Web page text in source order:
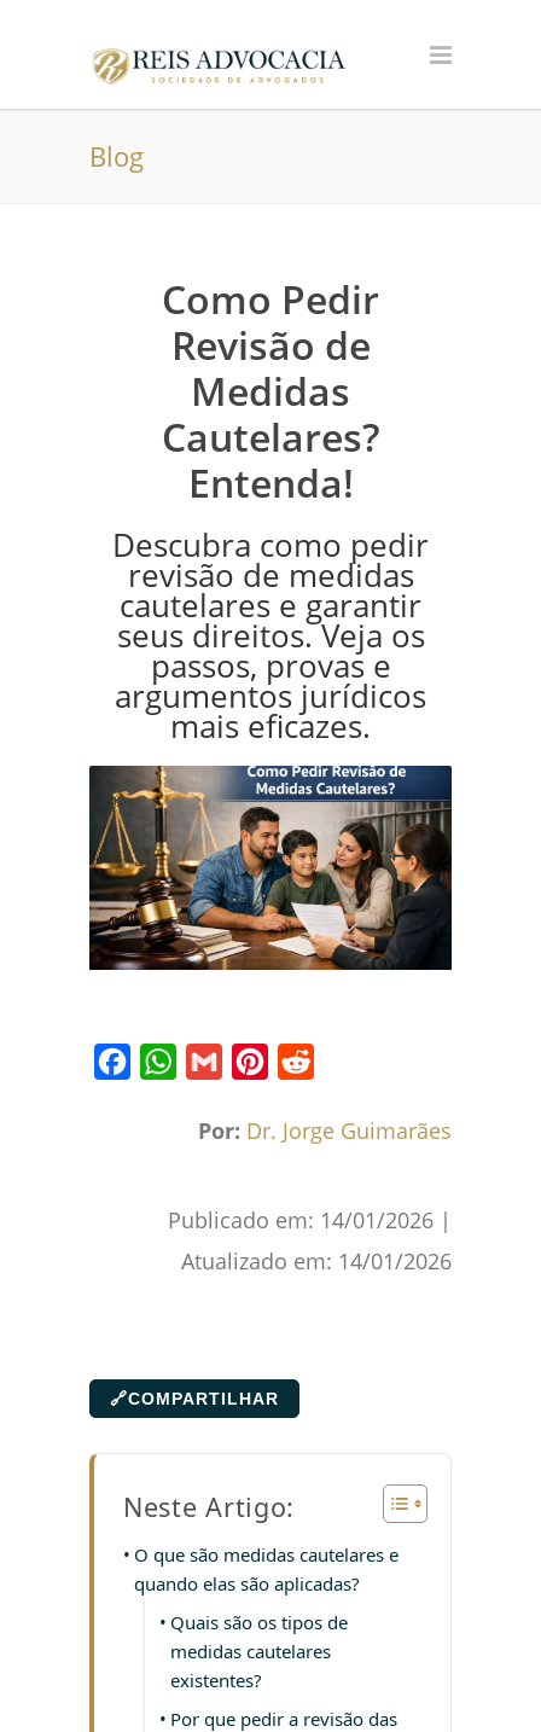
Blog
Como Pedir
Revisão de
Medidas
Cautelares?
Entenda!
Descubra como pedir
revisão de medidas
cautelares e garantir
seus direitos. Veja os
passos, provas e
argumentos jurídicos
mais eficazes.
FacebookWhatsApp
Gmail Pinterest
Por: Dr. Jorge Guimarães
Publicado em: 14/01/2026 |
Atualizado em: 14/01/2026
🔗COMPARTILHAR
Neste Artigo:
O que são medidas cautelares e
quando elas são aplicadas?
Quais são os tipos de
medidas cautelares
existentes?
Por que pedir a revisão das